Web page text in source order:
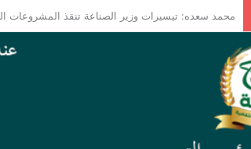
صراع النفوذ في القرن الأفريقي.. كيف تُعيد مقديشو رسم